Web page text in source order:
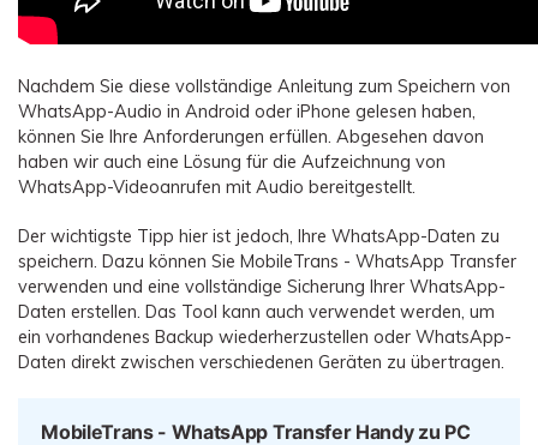
Nachdem Sie diese vollständige Anleitung zum Speichern von
WhatsApp-Audio in Android oder iPhone gelesen haben,
können Sie Ihre Anforderungen erfüllen. Abgesehen davon
haben wir auch eine Lösung für die Aufzeichnung von
WhatsApp-Videoanrufen mit Audio bereitgestellt.
Der wichtigste Tipp hier ist jedoch, Ihre WhatsApp-Daten zu
speichern. Dazu können Sie MobileTrans - WhatsApp Transfer
verwenden und eine vollständige Sicherung Ihrer WhatsApp-
Daten erstellen. Das Tool kann auch verwendet werden, um
ein vorhandenes Backup wiederherzustellen oder WhatsApp-
Daten direkt zwischen verschiedenen Geräten zu übertragen.
MobileTrans - WhatsApp Transfer Handy zu PC